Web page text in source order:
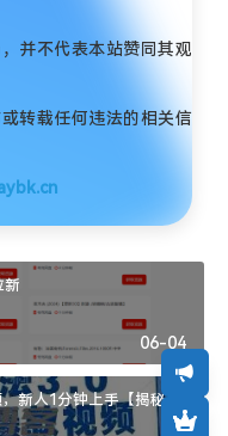
并不代表本站赞同其观
转载任何违法的相关信
新
06-04
新人1分钟上手【揭秘】